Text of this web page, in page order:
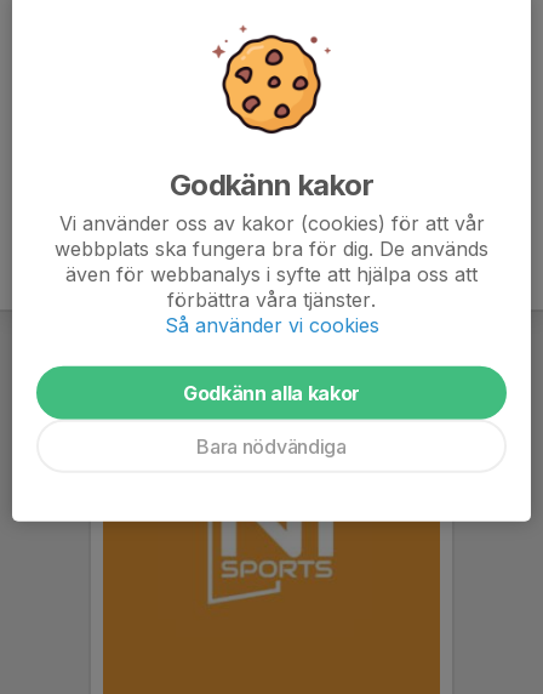
Godkänn kakor
Vi använder oss av kakor (cookies) för att vår
webbplats ska fungera bra för dig. De används
även för webbanalys i syfte att hjälpa oss att
förbättra våra tjänster.
Så använder vi cookies
Godkänn alla kakor
Bara nödvändiga